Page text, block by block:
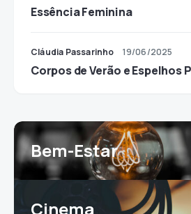
Essência Feminina
Cláudia Passarinho 19/06/2025
Corpos de Verão e Espelhos
Bem-Estar
Cinema